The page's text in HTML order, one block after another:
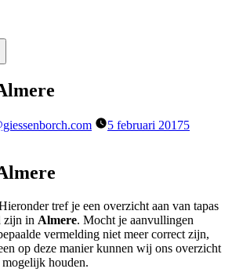
5 februari 20175
tref je een overzicht aan van tapas
zijn in Almere. Mocht je aanvullingen
vermelding niet meer correct zijn,
op deze manier kunnen wij ons overzicht
mogelijk houden.